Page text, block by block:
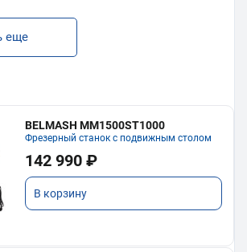
еще
BELMASH MM1500ST1000
Фрезерный станок с подвижным столом
142 990 ₽
В корзину